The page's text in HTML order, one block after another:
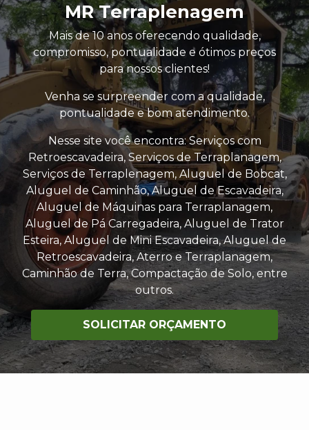
MR Terraplenagem
Mais de 10 anos oferecendo qualidade,
compromisso, pontualidade e ótimos preços
para nossos clientes!
Venha se surpreender com a qualidade,
pontualidade e bom atendimento.
Nesse site você encontra: Serviços com
Retroescavadeira, Serviços de Terraplanagem,
Serviços de Terraplenagem, Aluguel de Bobcat,
Aluguel de Caminhão, Aluguel de Escavadeira,
Aluguel de Máquinas para Terraplanagem,
Aluguel de Pá Carregadeira, Aluguel de Trator
Esteira, Aluguel de Mini Escavadeira, Aluguel de
Retroescavadeira, Aterro e Terraplanagem,
Caminhão de Terra, Compactação de Solo, entre
outros.
SOLICITAR ORÇAMENTO